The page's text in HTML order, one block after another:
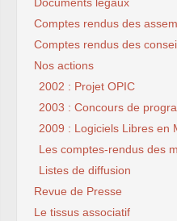
Comptes rendus des
Comptes rendus des
Nos actions
2002 : Projet OPIC
2003 : Concours de
2009 : Logiciels Libres en
Les comptes-rendus des
Listes de diffusion
Revue de Presse
Le tissus associatif